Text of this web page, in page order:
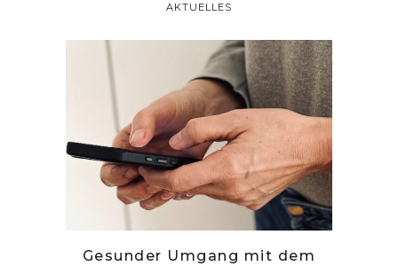
AKTUELLES
Gesunder Umgang mit dem